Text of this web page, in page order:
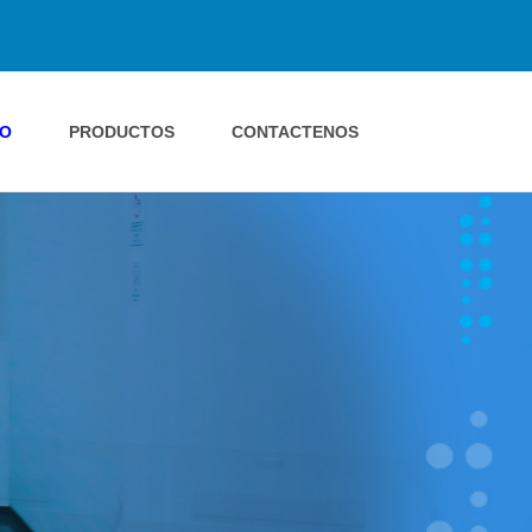
PRODUCTOS CONTACTENOS